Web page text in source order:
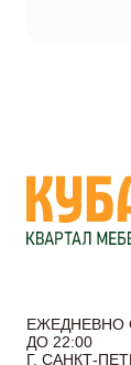
ЕЖЕДНЕВНО
ДО 22:00
Г. САНКТ-